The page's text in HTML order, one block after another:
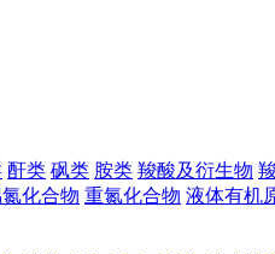
酐类 砜类 胺类 羧酸及衍生物
化合物 重氮化合物 液体有机